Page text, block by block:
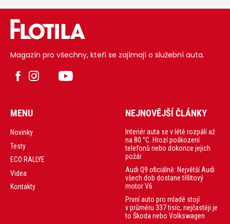
aktivitami a
zaměstnání
umírají
každoročně tisíce
lidí, přičemž v
neexistuje
jednotná definice
pracovní
dopravní nehoda.
policejním
Magazín pro všechny, kteří se zajímají o služební auta.
MENU
Novinky
Testy
ECO RALLYE
Videa
Kontakty
NEJNOVĚJŠÍ ČLÁNKY
Interiér auta se v létě rozpálí až
na 80 °C. Hrozí poškození
telefonů nebo dokonce jejich
požár
Audi Q9 oficiálně: Největší Audi
všech dob dostane třílitový
motor V6
První auto pro mladé stojí
v průměru 337 tisíc, nejčastěji je
to Škoda nebo Volkswagen